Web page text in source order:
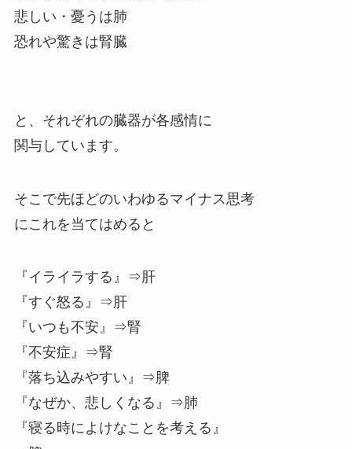
悲しい・憂うは肺
恐れや驚きは腎臓
と、それぞれの臓器が各感情に
関与しています。
そこで先ほどのいわゆるマイナス思考
にこれを当てはめると
『イライラする』⇒肝
『すぐ怒る』⇒肝
『いつも不安』⇒腎
『不安症』⇒腎
『落ち込みやすい』⇒脾
『なぜか、悲しくなる』⇒肺
『寝る時によけなことを考える』